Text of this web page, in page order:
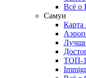
Всё о
Самуи
Карта
ТОП-